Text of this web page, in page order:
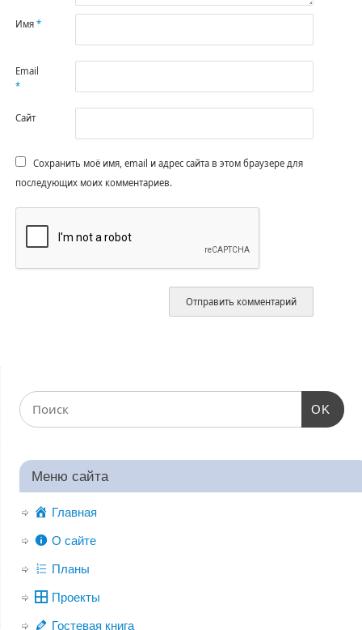
Имя *
Email
*
Сайт
Сохранить моё имя, email и адрес сайта в этом браузере для
последующих моих комментариев.
OK
Меню сайта
Главная
О сайте
Планы
Проекты
Гостевая книга